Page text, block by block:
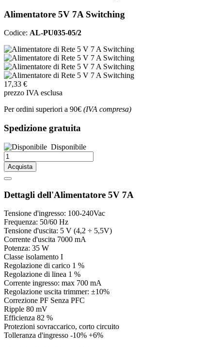
Alimentatore 5V 7A Switching
Codice: AL-PU035-05/2
17,33 €
prezzo IVA esclusa
Per ordini superiori a 90€ (IVA compresa)
Spedizione gratuita
Disponibile
Acquista
Dettagli dell'Alimentatore 5V 7A
Tensione d'ingresso: 100‑240Vac
Frequenza: 50/60 Hz
Tensione d'uscita: 5 V (4,2 ÷ 5,5V)
Corrente d'uscita 7000 mA
Potenza: 35 W
Classe isolamento I
Regolazione di carico 1 %
Regolazione di linea 1 %
Corrente ingresso: max 700 mA
Regolazione uscita trimmer: ±10%
Correzione PF Senza PFC
Ripple 80 mV
Efficienza 82 %
Protezioni sovraccarico, corto circuito
Tolleranza d'ingresso -10% +6%